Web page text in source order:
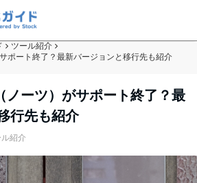
ツール紹介
ポート終了？最新バージョンと移行先も紹介
ノーツ）がサポート終了？最
行先も紹介
紹介